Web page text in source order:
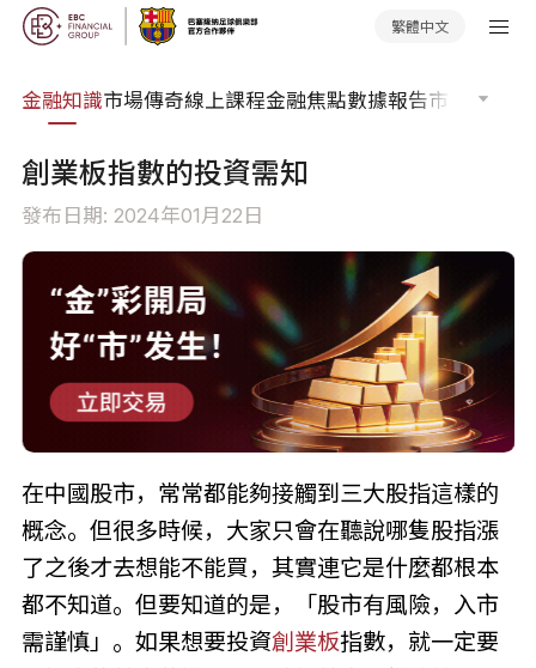
繁體中文
金融知識市場傳奇線上課程金融焦點數據報告市場分析
創業板指數的投資需知
發布日期: 2024年01月22日
在中國股市，常常都能夠接觸到三大股指這樣的
概念。但很多時候，大家只會在聽說哪隻股指漲
了之後才去想能不能買，其實連它是什麼都根本
都不知道。但要知道的是，「股市有風險，入市
需謹慎」。如果想要投資創業板指數，就一定要